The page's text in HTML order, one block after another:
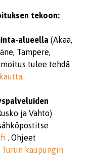
tekoon:
alueella (Akaa,
Tampere,
tulee tehdä
.
ja Vahto)
. Ohjeet
Turun kaupungin